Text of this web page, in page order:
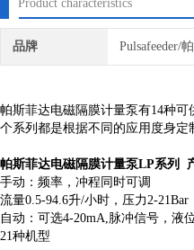
Product characteristics
品牌 Pulsafeeder/
帕斯菲达电磁隔膜计量泵有14种
个系列都是根据不同的应用度身定
帕斯菲达电磁隔膜计量泵LP系列
手动：频率，冲程同时可调
流量0.5-94.6升/小时，压力2-21Bar
自动：可选4-20mA,脉冲信号，液
21种机型